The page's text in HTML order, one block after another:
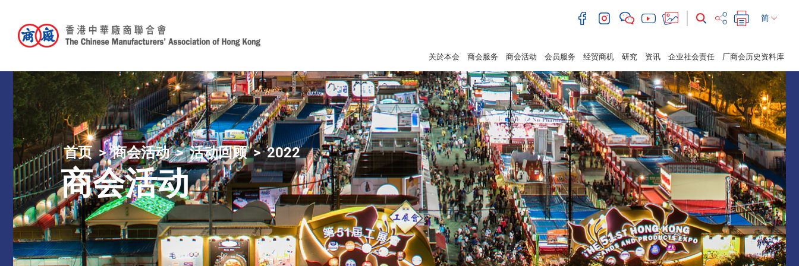
简
关於本会 商会服务 商会活动 会员服务 经贸商机 研究 资讯 企业社会责任 厂商会历史资料库
首页 商会活动 活动回顾 2022
商会活动